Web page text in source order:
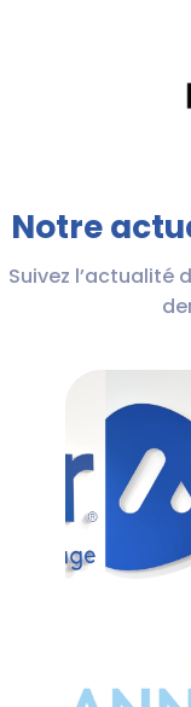
Notre
Suivez l’actualité